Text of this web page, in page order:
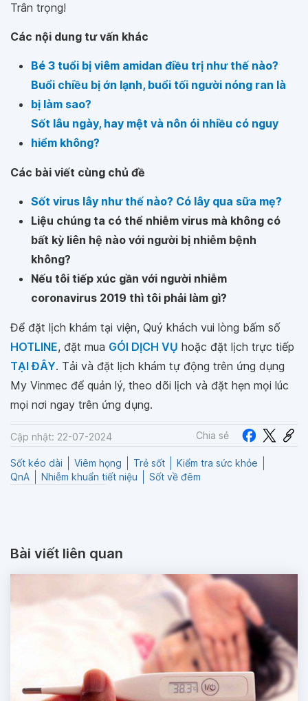
Trân trọng!
Các nội dung tư vấn khác
Bé 3 tuổi bị viêm amidan điều trị như thế nào?
Buổi chiều bị ớn lạnh, buổi tối người nóng ran là
bị làm sao?
Sốt lâu ngày, hay mệt và nôn ói nhiều có nguy
hiểm không?
Các bài viết cùng chủ đề
Sốt virus lây như thế nào? Có lây qua sữa mẹ?
Liệu chúng ta có thể nhiễm virus mà không có
bất kỳ liên hệ nào với người bị nhiễm bệnh
không?
Nếu tôi tiếp xúc gần với người nhiễm
coronavirus 2019 thì tôi phải làm gì?
Để đặt lịch khám tại viện, Quý khách vui lòng bấm số
HOTLINE, đặt mua GÓI DỊCH VỤ hoặc đặt lịch trực tiếp
TẠI ĐÂY. Tải và đặt lịch khám tự động trên ứng dụng
My Vinmec để quản lý, theo dõi lịch và đặt hẹn mọi lúc
mọi nơi ngay trên ứng dụng.
Cập nhật: 22-07-2024 Chia sẻ
Sốt kéo dài Viêm họng Trẻ sốt
Kiểm tra sức khỏe
QnA
Nhiễm khuẩn tiết niệu Sốt về đêm
Bài viết liên quan